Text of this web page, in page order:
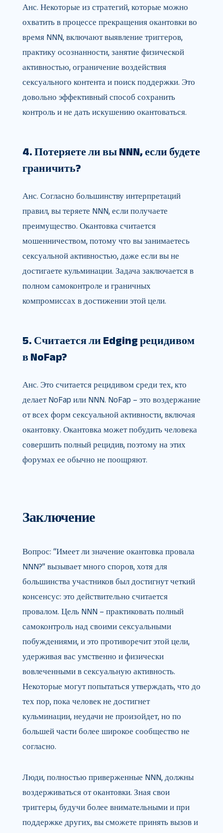
Анс. Некоторые из стратегий, которые можно
охватить в процессе прекращения окантовки во
время NNN, включают выявление триггеров,
практику осознанности, занятие физической
активностью, ограничение воздействия
сексуального контента и поиск поддержки. Это
довольно эффективный способ сохранить
контроль и не дать искушению окантоваться.
4. Потеряете ли вы NNN, если будете
граничить?
Анс. Согласно большинству интерпретаций
правил, вы теряете NNN, если получаете
преимущество. Окантовка считается
мошенничеством, потому что вы занимаетесь
сексуальной активностью, даже если вы не
достигаете кульминации. Задача заключается в
полном самоконтроле и граничных
компромиссах в достижении этой цели.
5. Считается ли Edging рецидивом
в NoFap?
Анс. Это считается рецидивом среди тех, кто
делает NoFap или NNN. NoFap – это воздержание
от всех форм сексуальной активности, включая
окантовку. Окантовка может побудить человека
совершить полный рецидив, поэтому на этих
форумах ее обычно не поощряют.
Заключение
Вопрос: “Имеет ли значение окантовка провала
NNN?” вызывает много споров, хотя для
большинства участников был достигнут четкий
консенсус: это действительно считается
провалом. Цель NNN – практиковать полный
самоконтроль над своими сексуальными
побуждениями, и это противоречит этой цели,
удерживая вас умственно и физически
вовлеченными в сексуальную активность.
Некоторые могут попытаться утверждать, что до
тех пор, пока человек не достигнет
кульминации, неудачи не произойдет, но по
большей части более широкое сообщество не
согласно.
Люди, полностью приверженные NNN, должны
воздерживаться от окантовки. Зная свои
триггеры, будучи более внимательными и при
поддержке других, вы сможете принять вызов и